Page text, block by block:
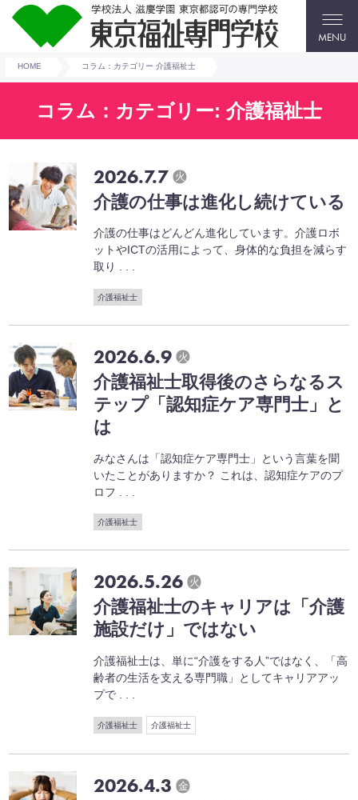
MENU
HOME コラム：カテゴリー 介護福祉士
コラム：カテゴリー: 介護福祉士
2026.7.7 火
介護の仕事は進化し続けている
介護の仕事はどんどん進化しています。介護ロボ
ットやICTの活用によって、身体的な負担を減らす
取り . . .
介護福祉士
2026.6.9 火
介護福祉士取得後のさらなるス
テップ「認知症ケア専門士」と
は
みなさんは「認知症ケア専門士」という言葉を聞
いたことがありますか？ これは、認知症ケアのプ
ロフ . . .
介護福祉士
2026.5.26 火
介護福祉士のキャリアは「介護
施設だけ」ではない
介護福祉士は、単に“介護をする人”ではなく、「高
齢者の生活を支える専門職」としてキャリアアッ
プで . . .
介護福祉士 介護福祉士
2026.4.3 金